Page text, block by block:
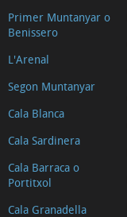
de
la
Mare
de
Loreto
La
Casa
del
Primer Muntanyar o
Benissero
L'Arenal
Segon Muntanyar
Cala Blanca
Cala Sardinera
Cala Barraca o
Portitxol
Cala Granadella